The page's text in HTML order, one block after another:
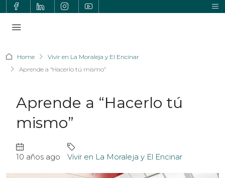
Home
Vivir en La Moraleja y El Encinar
Aprende a “Hacerlo tú mismo”
Aprende a “Hacerlo tú
mismo”
10 años ago Vivir en La Moraleja y El Encinar